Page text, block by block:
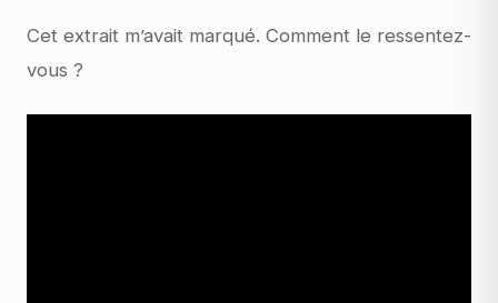
Cet extrait m’avait marqué. Comment le ressentez-
vous ?